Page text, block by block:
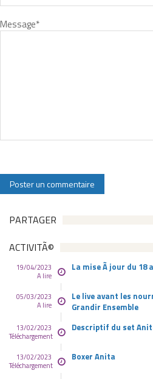
Message*
PARTAGER
ACTIVITÃ©
19/04/2023
A lire
La mise Ã jour du 18
05/03/2023
A lire
Le live avant les
Grandir Ensemble
13/02/2023
Téléchargement
Descriptif du set
13/02/2023
Téléchargement
Boxer Anita